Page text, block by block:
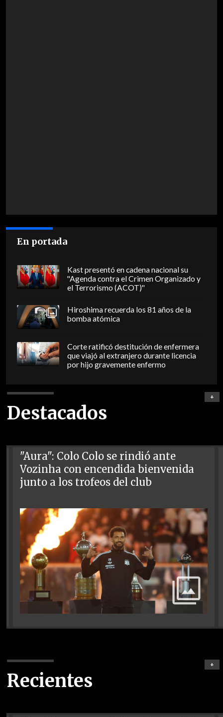
En portada
Kast presentó en cadena nacional su
"Agenda contra el Crimen Organizado y
el Terrorismo (ACOT)"
Hiroshima recuerda los 81 años de la
bomba atómica
Corte ratificó destitución de enfermera
que viajó al extranjero durante licencia
por hijo gravemente enfermo
Destacados
+
"Aura": Colo Colo se rindió ante
Vozinha con encendida bienvenida
junto a los trofeos del club
Recientes
+